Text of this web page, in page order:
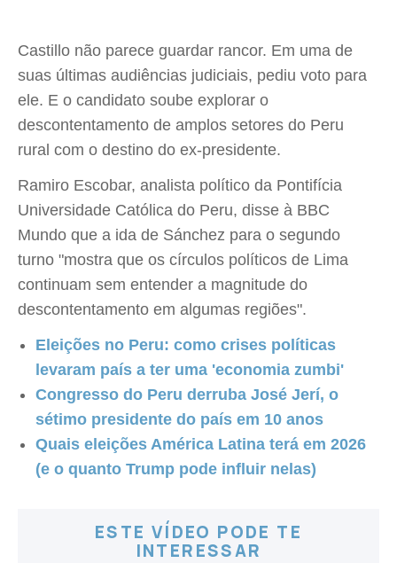
Castillo não parece guardar rancor. Em uma de
suas últimas audiências judiciais, pediu voto para
ele. E o candidato soube explorar o
descontentamento de amplos setores do Peru
rural com o destino do ex-presidente.
Ramiro Escobar, analista político da Pontifícia
Universidade Católica do Peru, disse à BBC
Mundo que a ida de Sánchez para o segundo
turno "mostra que os círculos políticos de Lima
continuam sem entender a magnitude do
descontentamento em algumas regiões".
Eleições no Peru: como crises políticas
levaram país a ter uma 'economia zumbi'
Congresso do Peru derruba José Jerí, o
sétimo presidente do país em 10 anos
Quais eleições América Latina terá em 2026
(e o quanto Trump pode influir nelas)
ESTE VÍDEO PODE TE
INTERESSAR